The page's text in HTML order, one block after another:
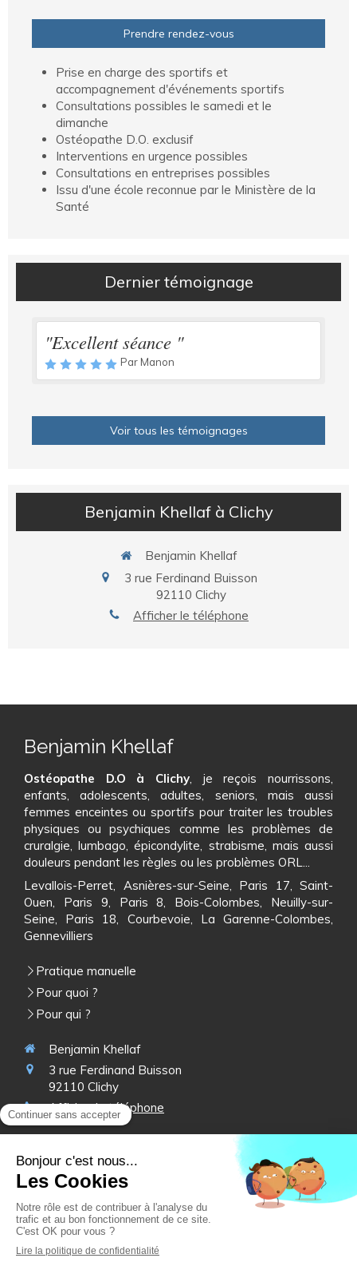
Prendre rendez-vous
Prise en charge des sportifs et
accompagnement d'événements sportifs
Consultations possibles le samedi et le
dimanche
Ostéopathe D.O. exclusif
Interventions en urgence possibles
Consultations en entreprises possibles
Issu d'une école reconnue par le Ministère de la
Santé
Dernier témoignage
"Excellent séance "
Par Manon
Voir tous les témoignages
Benjamin Khellaf à Clichy
Benjamin Khellaf
3 rue Ferdinand Buisson
92110 Clichy
Afficher le téléphone
Benjamin Khellaf
Ostéopathe D.O à Clichy, je reçois nourrissons,
enfants, adolescents, adultes, seniors, mais aussi
femmes enceintes ou sportifs pour traiter les troubles
physiques ou psychiques comme les problèmes de
cruralgie, lumbago, épicondylite, strabisme, mais aussi
douleurs pendant les règles ou les problèmes ORL...
Levallois-Perret, Asnières-sur-Seine, Paris 17, Saint-
Ouen, Paris 9, Paris 8, Bois-Colombes, Neuilly-sur-
Seine, Paris 18, Courbevoie, La Garenne-Colombes,
Gennevilliers
Pratique manuelle
Pour quoi ?
Pour qui ?
Benjamin Khellaf
3 rue Ferdinand Buisson
92110 Clichy
Afficher le téléphone
LeSamedide9hà16h30
Plan du site